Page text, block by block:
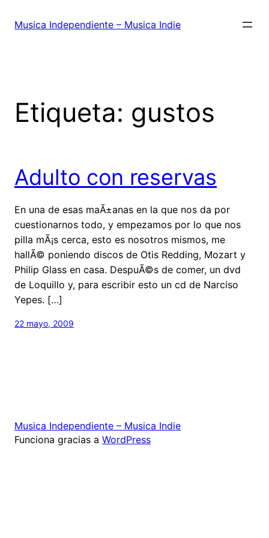
Musica Independiente – Musica Indie
Etiqueta: gustos
Adulto con reservas
En una de esas maÃ±anas en la que nos da por
cuestionarnos todo, y empezamos por lo que nos
pilla mÃ¡s cerca, esto es nosotros mismos, me
hallÃ© poniendo discos de Otis Redding, Mozart y
Philip Glass en casa. DespuÃ©s de comer, un dvd
de Loquillo y, para escribir esto un cd de Narciso
Yepes. […]
22 mayo, 2009
Musica Independiente – Musica Indie
Funciona gracias a WordPress